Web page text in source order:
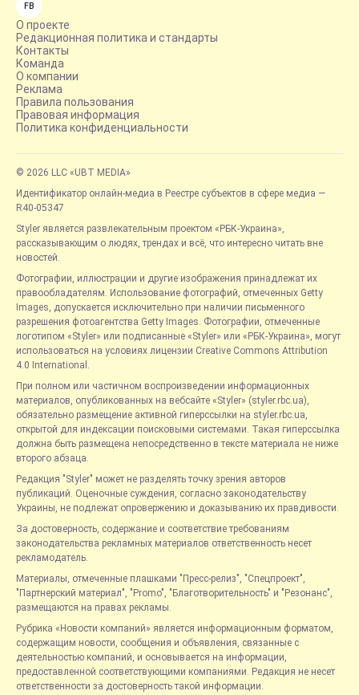
FB
О проекте
Редакционная политика и стандарты
Контакты
Команда
О компании
Реклама
Правила пользования
Правовая информация
Политика конфиденциальности
© 2026 LLC «UBT MEDIA»
Идентификатор онлайн-медиа в Реестре субъектов в сфере медиа —
R40-05347
Styler является развлекательным проектом «РБК-Украина»,
рассказывающим о людях, трендах и всё, что интересно читать вне
новостей.
Фотографии, иллюстрации и другие изображения принадлежат их
правообладателям. Использование фотографий, отмеченных Getty
Images, допускается исключительно при наличии письменного
разрешения фотоагентства Getty Images. Фотографии, отмеченные
логотипом «Styler» или подписанные «Styler» или «РБК-Украина», могут
использоваться на условиях лицензии Creative Commons Attribution
4.0 International.
При полном или частичном воспроизведении информационных
материалов, опубликованных на вебсайте «Styler» (styler.rbc.ua),
обязательно размещение активной гиперссылки на styler.rbc.ua,
открытой для индексации поисковыми системами. Такая гиперссылка
должна быть размещена непосредственно в тексте материала не ниже
второго абзаца.
Редакция "Styler" может не разделять точку зрения авторов
публикаций. Оценочные суждения, согласно законодательству
Украины, не подлежат опровержению и доказыванию их правдивости.
За достоверность, содержание и соответствие требованиям
законодательства рекламных материалов ответственность несет
рекламодатель.
Материалы, отмеченные плашками "Пресс-релиз", "Спецпроект",
"Партнерский материал", "Promo", "Благотворительность" и "Резонанс",
размещаются на правах рекламы.
Рубрика «Новости компаний» является информационным форматом,
содержащим новости, сообщения и объявления, связанные с
деятельностью компаний, и основывается на информации,
предоставленной соответствующими компаниями. Редакция не несет
ответственности за достоверность такой информации.